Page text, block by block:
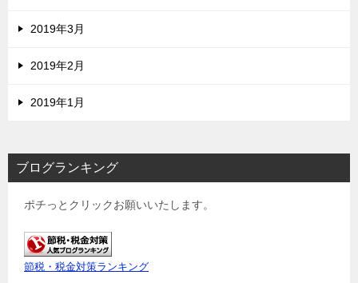
2019年3月
2019年2月
2019年1月
ブログランキング
ポチっとクリックお願いいたします。
節税・税金対策ランキング